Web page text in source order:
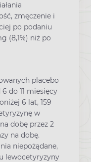
zmęczenie i
po podaniu
(8,1%) niż po
placebo
do 11 miesięcy
6 lat, 159
w
dobę przez 2
na dobę.
niepożądane,
lewocetyryzyny